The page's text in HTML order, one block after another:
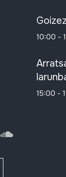
SoundCloud
10:00 -
15:00 -